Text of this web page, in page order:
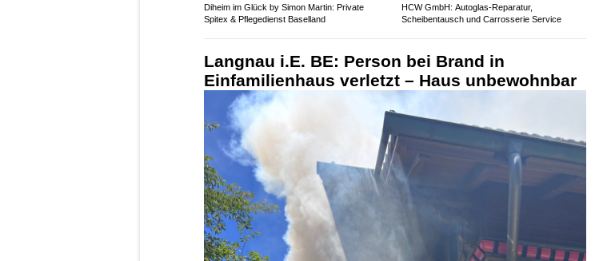
Diheim im Glück by Simon Martin: Private
Spitex & Pflegedienst Baselland
HCW GmbH: Autoglas‑Reparatur,
Scheibentausch und Carrosserie Service
Langnau i.E. BE: Person bei Brand in
Einfamilienhaus verletzt – Haus unbewohnbar